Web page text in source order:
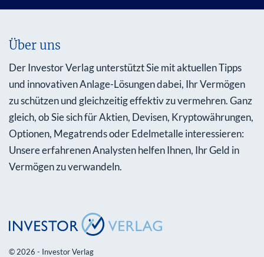
Über uns
Der Investor Verlag unterstützt Sie mit aktuellen Tipps
und innovativen Anlage-Lösungen dabei, Ihr Vermögen
zu schützen und gleichzeitig effektiv zu vermehren. Ganz
gleich, ob Sie sich für Aktien, Devisen, Kryptowährungen,
Optionen, Megatrends oder Edelmetalle interessieren:
Unsere erfahrenen Analysten helfen Ihnen, Ihr Geld in
Vermögen zu verwandeln.
© 2026 - Investor Verlag